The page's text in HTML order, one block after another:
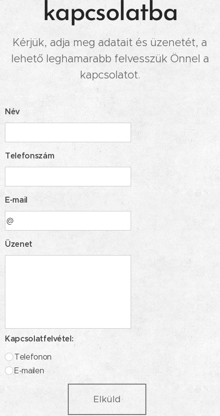
kapcsolatba
Kérjük, adja meg adatait és üzenetét, a
lehető leghamarabb felvesszük Önnel a
kapcsolatot.
Név
Telefonszám
E-mail
Üzenet
Kapcsolatfelvétel:
Telefonon
E-mailen
Elküld